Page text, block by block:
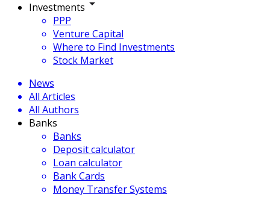
Investments
PPP
Venture Capital
Where to Find Investments
Stock Market
News
All Articles
All Authors
Banks
Banks
Deposit calculator
Loan calculator
Bank Cards
Money Transfer Systems